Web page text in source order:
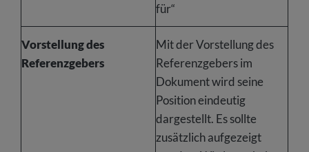
für“
Vorstellung des
Referenzgebers
Mit der Vorstellung des
Referenzgebers im
Dokument wird seine
Position eindeutig
dargestellt. Es sollte
zusätzlich aufgezeigt